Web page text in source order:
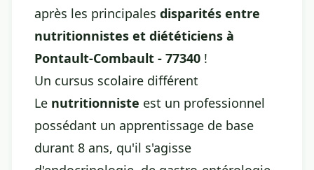
après les principales disparités entre
nutritionnistes et diététiciens à
Pontault-Combault - 77340 !
Un cursus scolaire différent
Le nutritionniste est un professionnel
possédant un apprentissage de base
durant 8 ans, qu'il s'agisse